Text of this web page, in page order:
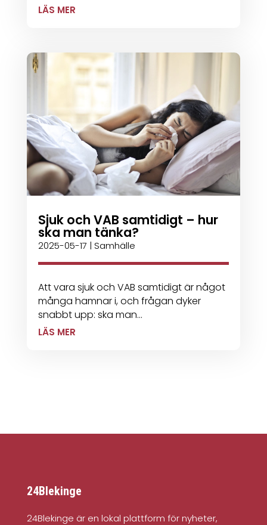
LÄS MER
Sjuk och VAB samtidigt – hur
ska man tänka?
2025-05-17 | Samhälle
Att vara sjuk och VAB samtidigt är något
många hamnar i, och frågan dyker
snabbt upp: ska man...
LÄS MER
24Blekinge
24Blekinge är en lokal plattform för nyheter,